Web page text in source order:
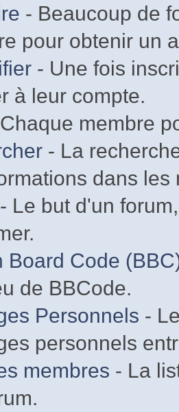
- Beaucoup de
pour obtenir un
- Une fois
à leur compte.
membre
- La
dans
- Le but d'un
Board Code
de BBCode.
Personnels -
personnels
membres - La